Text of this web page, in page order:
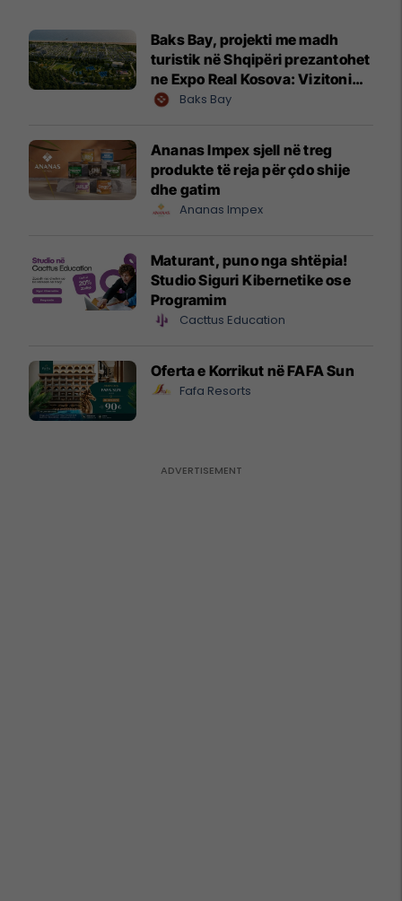
Baks Bay, projekti me madh
turistik në Shqipëri prezantohet
ne Expo Real Kosova: Vizitoni
shtandin dhe zbuloni
Baks Bay
Ananas Impex sjell në treg
produkte të reja për çdo shije
dhe gatim
Ananas Impex
Maturant, puno nga shtëpia!
Studio Siguri Kibernetike ose
Programim
Cacttus Education
Oferta e Korrikut në FAFA Sun
Fafa Resorts